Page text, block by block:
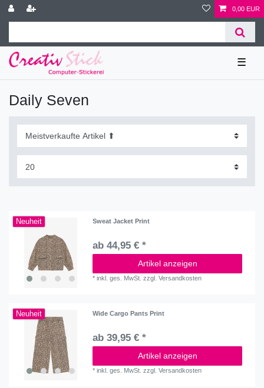
0,00 EUR
☰
Daily Seven
Neuheit Sweat Jacket Print
ab 44,95 € *
Artikel anzeigen
*inkl. ges. MwSt. zzgl.Versandkosten
Neuheit Wide Cargo Pants Print
ab 39,95 € *
Artikel anzeigen
*inkl. ges. MwSt. zzgl.Versandkosten